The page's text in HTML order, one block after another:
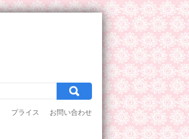
プライス お問い合わせ